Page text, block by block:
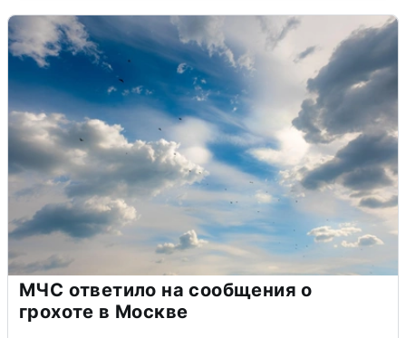
МЧС ответило на сообщения о
грохоте в Москве